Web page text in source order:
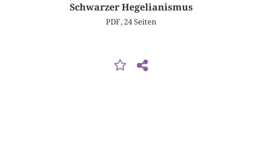
Schwarzer Hegelianismus
PDF, 24 Seiten